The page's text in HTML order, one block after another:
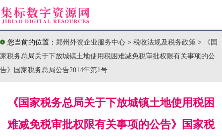
您当前的位置： 郑州外资企业服务中心 > 税收法规及税务政策 >
《国
家税务总局关于下放城镇土地使用税困难减免税审批权限有关事项的公
告》国家税务总局公告2014年第1号
《国家税务总局关于下放城镇土地使用税困
难减免税审批权限有关事项的公告》国家税